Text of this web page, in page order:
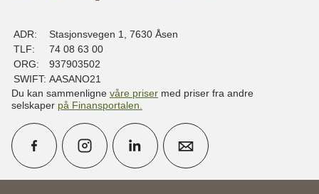
ADR:
Stasjonsvegen 1, 7630 Åsen
TLF:
74 08 63 00
ORG:
937903502
SWIFT: AASANO21
Du kan sammenligne våre priser med priser fra andre
selskaper på Finansportalen